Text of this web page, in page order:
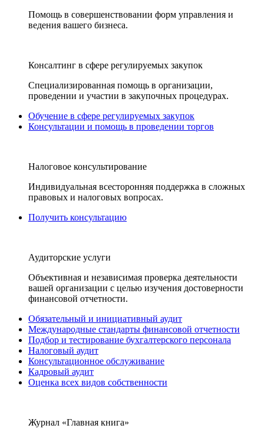
Помощь в совершенствовании форм управления и
ведения вашего бизнеса.
Консалтинг в сфере регулируемых закупок
Специализированная помощь в организации,
проведении и участии в закупочных процедурах.
Обучение в сфере регулируемых закупок
Консультации и помощь в проведении торгов
Налоговое консультирование
Индивидуальная всесторонняя поддержка в сложных
правовых и налоговых вопросах.
Получить консультацию
Аудиторские услуги
Объективная и независимая проверка деятельности
вашей организации с целью изучения достоверности
финансовой отчетности.
Обязательный и инициативный аудит
Международные стандарты финансовой отчетности
Подбор и тестирование бухгалтерского персонала
Налоговый аудит
Консультационное обслуживание
Кадровый аудит
Оценка всех видов собственности
Журнал «Главная книга»